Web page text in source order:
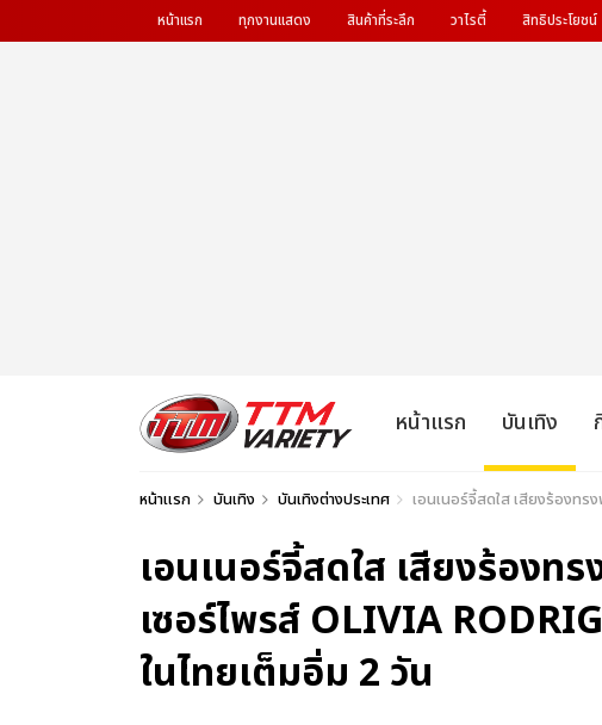
หน้าแรก ทุกงานแสดง สินค้าที่ระลึก วาไรตี้ สิทธิประโยชน์
หน้าแรก บันเทิง
หน้าแรก บันเทิง บันเทิงต่างประเทศ เอนเนอร์จี้สดใส เสียงร้องท
เอนเนอร์จี้สดใส เสียงร้องท
เซอร์ไพรส์ OLIVIA
ในไทยเต็มอิ่ม 2 วัน